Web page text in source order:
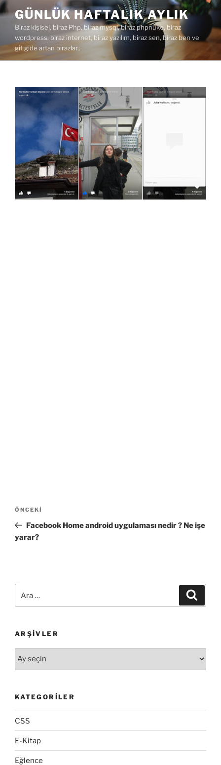
İçeriğe
geç
GÜNLÜK HAFTALIK AYLIK
Biraz kişisel, biraz Php, biraz mysql, biraz phpnuke, biraz
wordpress, biraz internet, biraz yazılım, biraz sen, biraz ben ve
git gide artan birazlar..
Yazı
Önceki
Yazı
ÖNCEKI
Facebook Home android uygulaması nedir ? Ne işe
yarar?
ARŞIVLER
KATEGORILER
CSS
E-Kitap
Eğlence